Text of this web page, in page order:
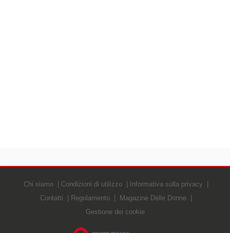
Chi siamo Condizioni di utilizzo
Informativa sulla privacy
Contatti
Regolamento
Magazine Delle Donne
Gestione dei cookie